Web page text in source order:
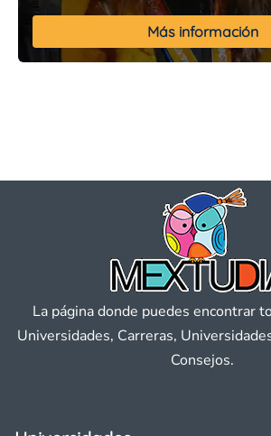
Más información
La página donde puedes encontrar
Universidades, Carreras,
Consejos.